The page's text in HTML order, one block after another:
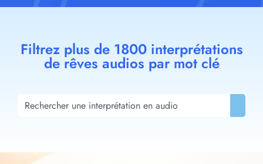
Filtrez plus de 1800 interprétations
de rêves audios par mot clé